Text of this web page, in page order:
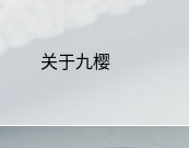
关于九樱